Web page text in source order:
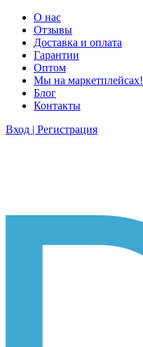
О нас
Отзывы
Доставка и оплата
Гарантии
Оптом
Мы на маркетплейсах!
Блог
Контакты
Вход | Регистрация